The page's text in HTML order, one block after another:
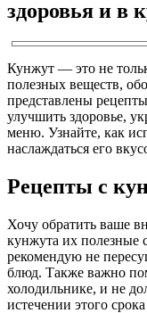
здоровья и в
Кунжут — это не
полезных веществ,
представлены
улучшить здоровье,
меню. Узнайте, как
наслаждаться его
Рецепты с
Хочу обратить ваше
кунжута их полезные
рекомендую не
блюд. Также важно
холодильнике, и не
истечении этого